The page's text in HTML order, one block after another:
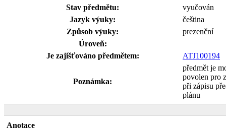
Stav předmětu:
vyučován
Jazyk výuky:
čeština
Způsob výuky:
prezenční
Úroveň:
Je zajišťováno předmětem:
ATJ100194
Poznámka:
předmět je
povolen pro
při zápisu
plánu
Anotace